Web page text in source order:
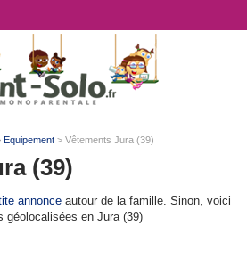
Equipement> Vêtements Jura (39)
(39)
annonceautour de la famille. Sinon, voici
géolocalisées en Jura (39)